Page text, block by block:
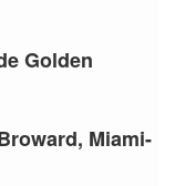
Golden
Miami-